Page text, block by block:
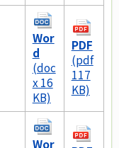
Wor
d
(doc
x 16
KB)
PDF
(pdf
117
KB)
Wor